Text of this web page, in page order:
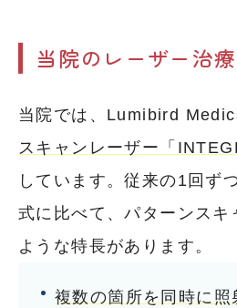
当院のレーザー治
当院では、Lumibird
スキャンレーザー「
しています。従来の1回ず
式に比べて、パターンスキ
ような特長があります。
複数の箇所を同時に照